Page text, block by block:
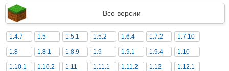
Все версии
1.4.7 1.5 1.5.1 1.5.2 1.6.4 1.7.2 1.7.10
1.8 1.8.1 1.8.9 1.9 1.9.1 1.9.4 1.10
1.10.1 1.10.2 1.11 1.11.1 1.11.2 1.12 1.12.1